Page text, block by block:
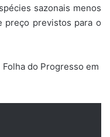
sazonais menos
preço previstos para o
do Progresso em